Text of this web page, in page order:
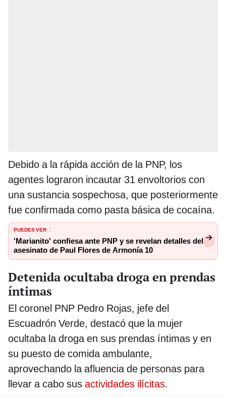
Debido a la rápida acción de la PNP, los
agentes lograron incautar 31 envoltorios con
una sustancia sospechosa, que posteriormente
fue confirmada como pasta básica de cocaína.
PUEDES VER :
'Marianito' confiesa ante PNP y se revelan detalles del
asesinato de Paul Flores de Armonía 10
Detenida ocultaba droga en prendas
íntimas
El coronel PNP Pedro Rojas, jefe del
Escuadrón Verde, destacó que la mujer
ocultaba la droga en sus prendas íntimas y en
su puesto de comida ambulante,
aprovechando la afluencia de personas para
llevar a cabo sus actividades ilícitas.